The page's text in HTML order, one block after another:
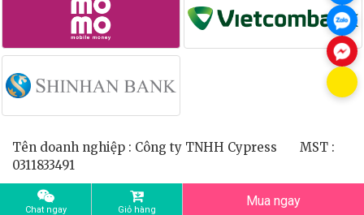
Tên doanh nghiệp : Công ty TNHH Cypress MST :
0311833491
Chat ngay Giỏ hàng
Mua ngay